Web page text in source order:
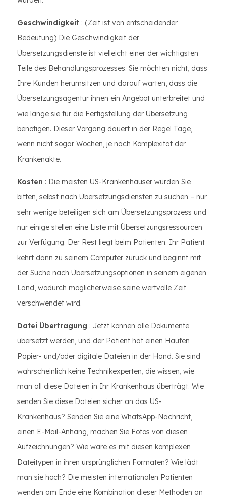
Geschwindigkeit : (Zeit ist von entscheidender
Bedeutung) Die Geschwindigkeit der
Übersetzungsdienste ist vielleicht einer der wichtigsten
Teile des Behandlungsprozesses. Sie möchten nicht, dass
Ihre Kunden herumsitzen und darauf warten, dass die
Übersetzungsagentur ihnen ein Angebot unterbreitet und
wie lange sie für die Fertigstellung der Übersetzung
benötigen. Dieser Vorgang dauert in der Regel Tage,
wenn nicht sogar Wochen, je nach Komplexität der
Krankenakte.
Kosten : Die meisten US-Krankenhäuser würden Sie
bitten, selbst nach Übersetzungsdiensten zu suchen – nur
sehr wenige beteiligen sich am Übersetzungsprozess und
nur einige stellen eine Liste mit Übersetzungsressourcen
zur Verfügung. Der Rest liegt beim Patienten. Ihr Patient
kehrt dann zu seinem Computer zurück und beginnt mit
der Suche nach Übersetzungsoptionen in seinem eigenen
Land, wodurch möglicherweise seine wertvolle Zeit
verschwendet wird.
Datei Übertragung : Jetzt können alle Dokumente
übersetzt werden, und der Patient hat einen Haufen
Papier- und/oder digitale Dateien in der Hand. Sie sind
wahrscheinlich keine Technikexperten, die wissen, wie
man all diese Dateien in Ihr Krankenhaus überträgt. Wie
senden Sie diese Dateien sicher an das US-
Krankenhaus? Senden Sie eine WhatsApp-Nachricht,
einen E-Mail-Anhang, machen Sie Fotos von diesen
Aufzeichnungen? Wie wäre es mit diesen komplexen
Dateitypen in ihren ursprünglichen Formaten? Wie lädt
man sie hoch? Die meisten internationalen Patienten
wenden am Ende eine Kombination dieser Methoden an